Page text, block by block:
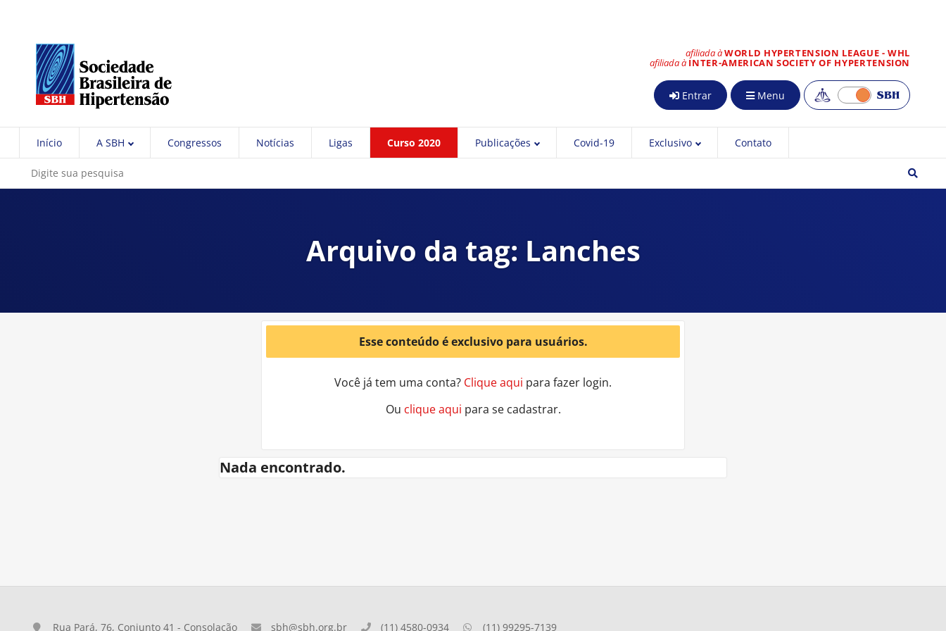
afiliada àWORLD HYPERTENSION LEAGUE - WHL
afiliada à INTER-AMERICAN SOCIETY OF HYPERTENSION
Entrar Menu
Início A SBH Congressos Notícias Ligas Curso 2020 Publicações Covid-19 Exclusivo Contato
Arquivo da tag: Lanches
Esse conteúdo é exclusivo para usuários.
Você já tem uma conta? Clique aqui para fazer login.
Ou clique aqui para se cadastrar.
Nada encontrado.
Rua Pará, 76, Conjunto 41 - Consolação sbh@sbh.org.br (11) 4580-0934 (11) 99295-7139